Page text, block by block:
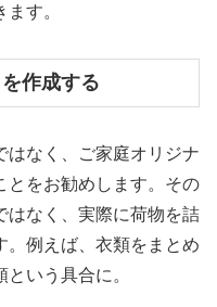
す。
作成する
はなく、ご家庭オリジナ
とをお勧めします。その
はなく、実際に荷物を詰
。例えば、衣類をまとめ
いう具合に。